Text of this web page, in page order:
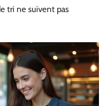
tri ne suivent pas